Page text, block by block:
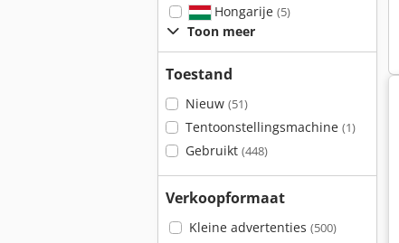
Hongarije (5)
Toon meer
Toestand
Nieuw (51)
Tentoonstellingsmachine (1)
Gebruikt (448)
Verkoopformaat
Kleine advertenties (500)
Twee Sjaal Strak Volwassen